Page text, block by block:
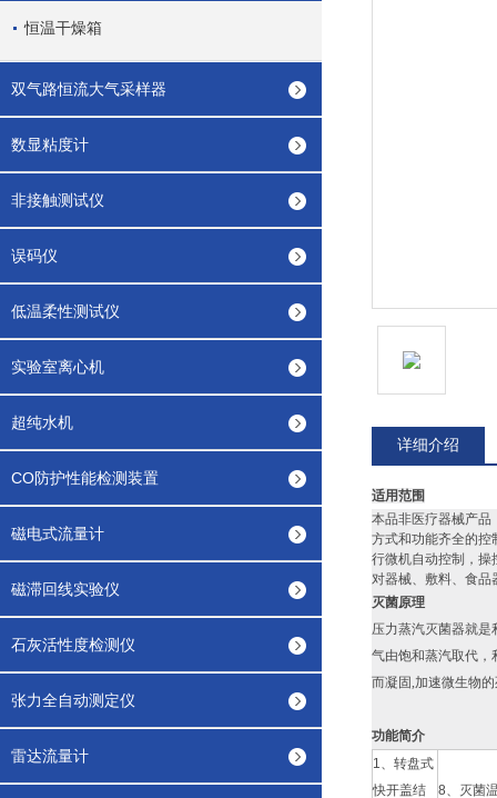
恒温干燥箱
双气路恒流大气采样器
数显粘度计
非接触测试仪
误码仪
低温柔性测试仪
实验室离心机
超纯水机
CO防护性能检测装置
磁电式流量计
磁滞回线实验仪
石灰活性度检测仪
张力全自动测定仪
雷达流量计
详细介绍
适用范围
本品非医疗器械产品
方式和功能齐全的控
行微机自动控制，操
对器械、敷料、食品
灭菌原理
压力蒸汽灭菌器就
气由饱和蒸汽取代，
而凝固,加速微生物
功能简介
1、转盘式
快开盖结
8、灭菌